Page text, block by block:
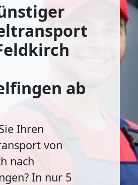
ab
Ihren
von
nach
In nur 5